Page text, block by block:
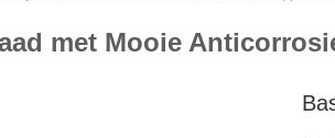
met Mooie